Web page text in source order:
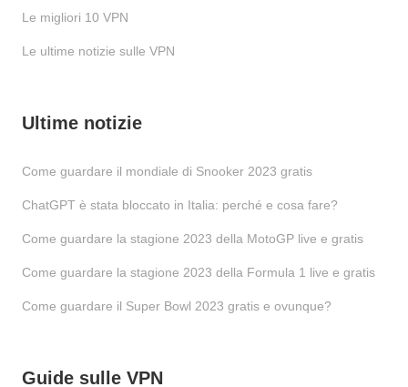
Le migliori 10 VPN
Le ultime notizie sulle VPN
Ultime notizie
Come guardare il mondiale di Snooker 2023 gratis
ChatGPT è stata bloccato in Italia: perché e cosa fare?
Come guardare la stagione 2023 della MotoGP live e gratis
Come guardare la stagione 2023 della Formula 1 live e gratis
Come guardare il Super Bowl 2023 gratis e ovunque?
Guide sulle VPN